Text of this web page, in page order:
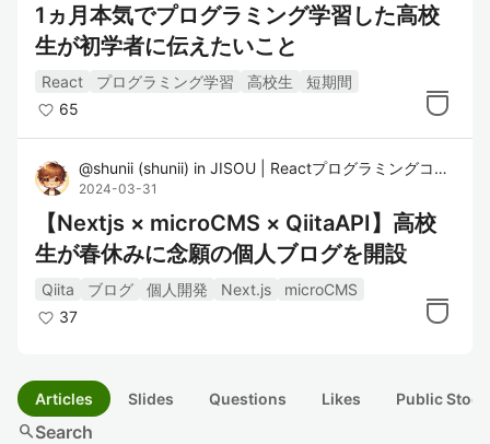
1ヵ月本気でプログラミング学習した高校
生が初学者に伝えたいこと
React プログラミング学習 高校生
短期間
65
@shunii (shunii) in JISOU | Reactプログラミングコーチング
2024-03-31
【Nextjs × microCMS × QiitaAPI】高校
生が春休みに念願の個人ブログを開設
Qiita ブログ 個人開発 Next.js
microCMS
37
Articles Slides Questions Likes Public
searchSearch